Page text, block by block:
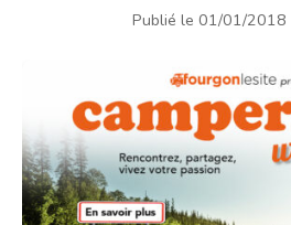
Publié le 01/01/2018